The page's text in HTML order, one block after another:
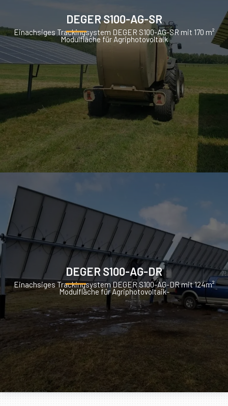
DEGER S100-AG-SR
Einachsiges Trackingsystem DEGER S100-AG-SR mit 170 m²
Modulfläche für Agriphotovoltaik
DEGER S100-AG-DR
Einachsiges Trackingsystem DEGER S100-AG-DR mit 124m²
Modulfläche für Agriphotovoltaik-